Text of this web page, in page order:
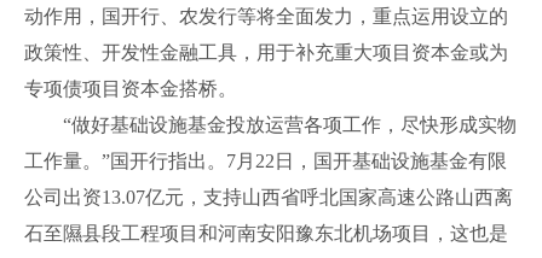
动作用，国开行、农发行等将全面发力，重点运用设立的
政策性、开发性金融工具，用于补充重大项目资本金或为
专项债项目资本金搭桥。
“做好基础设施基金投放运营各项工作，尽快形成实物
工作量。”国开行指出。7月22日，国开基础设施基金有限
公司出资13.07亿元，支持山西省呼北国家高速公路山西离
石至隰县段工程项目和河南安阳豫东北机场项目，这也是